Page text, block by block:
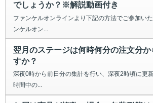
でしょうか？※解説動画付き
ファンケルオンラインより下記の方法でご参加い
ンケルオン...
翌月のステージは何時何分の注文分か
すか？
深夜0時から前日分の集計を行い、深夜2時頃に更
時間中の...